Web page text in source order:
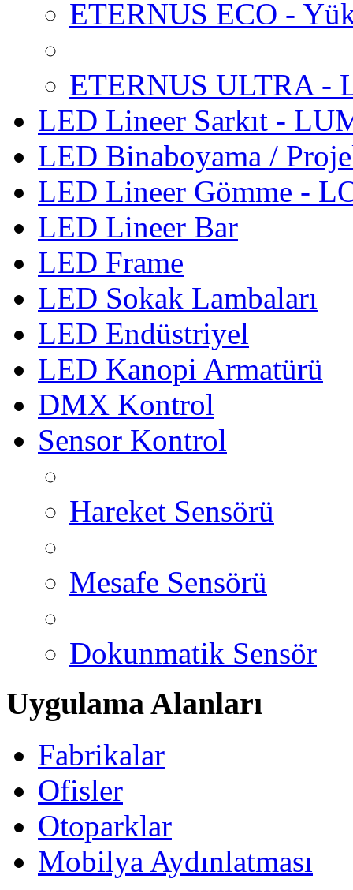
ETERNUS ECO -
ETERNUS ULTRA -
LED Lineer Sarkıt -
LED Binaboyama /
LED Lineer Gömme -
LED Lineer Bar
LED Frame
LED Sokak Lambaları
LED Endüstriyel
LED Kanopi Armatürü
DMX Kontrol
Sensor Kontrol
Hareket Sensörü
Mesafe Sensörü
Dokunmatik Sensör
Uygulama Alanları
Fabrikalar
Ofisler
Otoparklar
Mobilya Aydınlatması